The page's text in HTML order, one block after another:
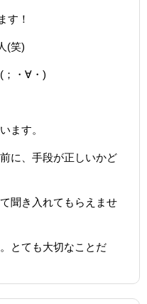
す！
(笑)
；・∀・)
ます。
に、手段が正しいかど
聞き入れてもらえませ
とても大切なことだ